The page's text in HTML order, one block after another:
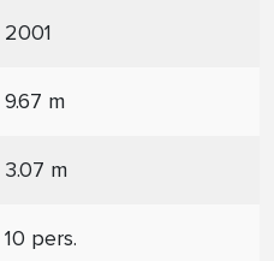
2001
9.67 m
3.07 m
10 pers.